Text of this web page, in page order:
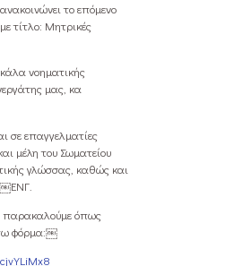
ανακοινώνει το επόμενο
τίτλο: Μητρικές
νοηματικής
μας, κα
σε επαγγελματίες
μέλη του Σωματείου
γλώσσας, καθώς και
παρακαλούμε όπως
φόρμα:￼